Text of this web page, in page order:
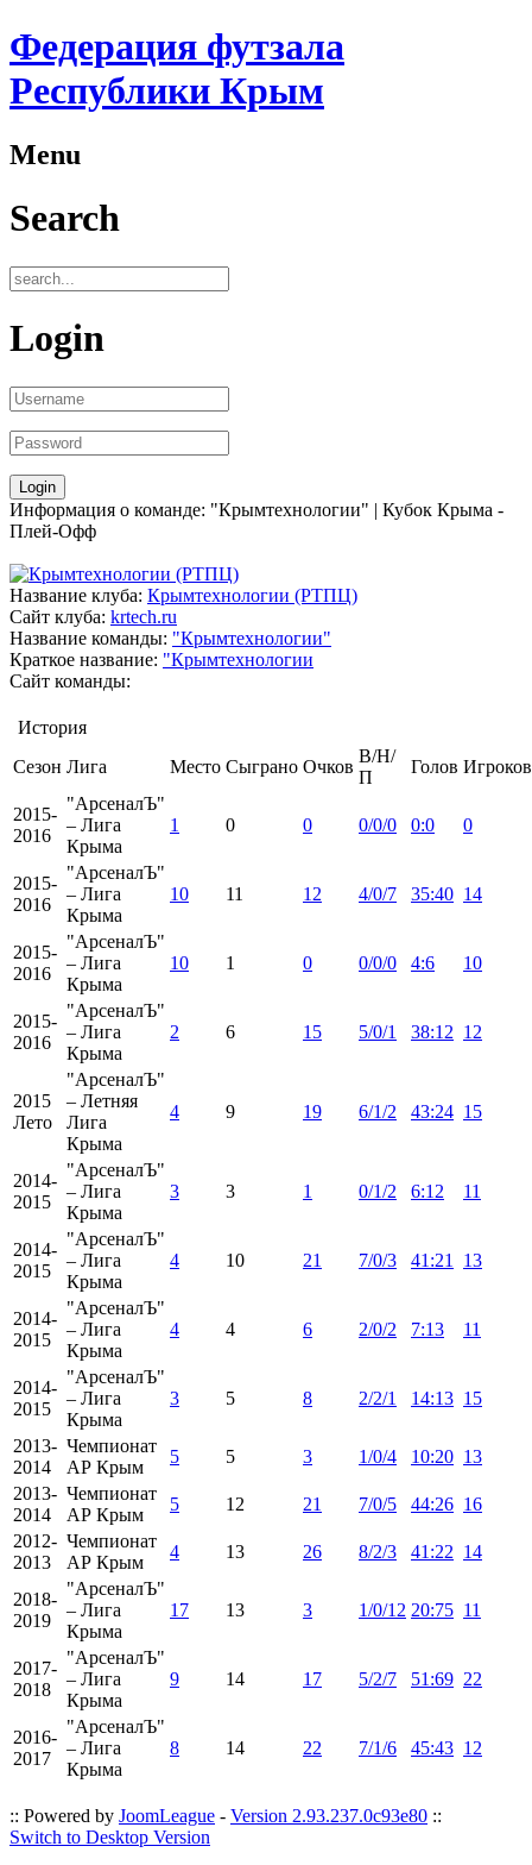
Федерация футзала
Республики Крым
Menu
Search
Login
Информация о команде: "Крымтехнологии" | Кубок Крыма -
Плей-Офф
Название клуба: Крымтехнологии (РТПЦ)
Сайт клуба: krtech.ru
Название команды: "Крымтехнологии"
Краткое название: "Крымтехнологии
Сайт команды:
История
Сезон Лига Место Сыграно Очков
В/Н/
П
Голов Игроков
2015-
2016
"АрсеналЪ"
– Лига
Крыма
1 0 0 0/0/0 0:0 0
2015-
2016
"АрсеналЪ"
– Лига
Крыма
10 11 12 4/0/7 35:40 14
2015-
2016
"АрсеналЪ"
– Лига
Крыма
10 1 0 0/0/0 4:6 10
2015-
2016
"АрсеналЪ"
– Лига
Крыма
2 6 15 5/0/1 38:12 12
2015
Лето
"АрсеналЪ"
– Летняя
Лига
Крыма
4 9 19 6/1/2 43:24 15
2014-
2015
"АрсеналЪ"
– Лига
Крыма
3 3 1 0/1/2 6:12 11
2014-
2015
"АрсеналЪ"
– Лига
Крыма
4 10 21 7/0/3 41:21 13
2014-
2015
"АрсеналЪ"
– Лига
Крыма
4 4 6 2/0/2 7:13 11
2014-
2015
"АрсеналЪ"
– Лига
Крыма
3 5 8 2/2/1 14:13 15
2013-
2014
Чемпионат
АР Крым
5 5 3 1/0/4 10:20 13
2013-
2014
Чемпионат
АР Крым
5 12 21 7/0/5 44:26 16
2012-
2013
Чемпионат
АР Крым
4 13 26 8/2/3 41:22 14
2018-
2019
"АрсеналЪ"
– Лига
Крыма
17 13 3 1/0/12 20:75 11
2017-
2018
"АрсеналЪ"
– Лига
Крыма
9 14 17 5/2/7 51:69 22
2016-
2017
"АрсеналЪ"
– Лига
Крыма
8 14 22 7/1/6 45:43 12
:: Powered by JoomLeague - Version 2.93.237.0c93e80 ::
Switch to Desktop Version